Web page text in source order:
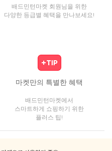
배드민턴마켓 회원님을 위한
다양한 등급별 혜택을 만나보세요!
마켓만의 특별한 혜택
배드민턴마켓에서
스마트하게 쇼핑하기 위한
플러스 팁!